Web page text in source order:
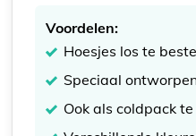
Voordelen:
Hoesjes los te
Speciaal
Ook als coldpack